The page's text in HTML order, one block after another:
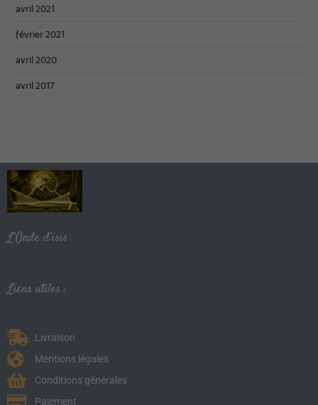
avril 2021
février 2021
avril 2020
avril 2017
L’Onde d’isis
Liens utiles :
Livraison
Mentions légales
Conditions générales
Paiement